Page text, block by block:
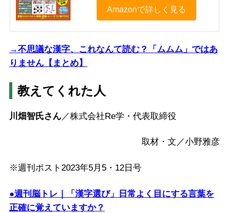
Amazonで詳しく見る
→不思議な漢字、これなんて読む？「ムムム」ではあ
りません【まとめ】
教えてくれた人
川畑智氏さん／株式会社Re学・代表取締役
取材・文／小野雅彦
※週刊ポスト2023年5月5・12日号
●週刊脳トレ｜「漢字選び」日常よく目にする言葉を
正確に覚えていますか？